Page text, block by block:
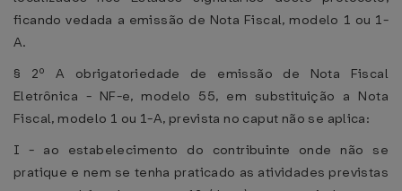
ficando vedada a emissão de Nota Fiscal, modelo 1 ou 1-
A.
§ 2º A obrigatoriedade de emissão de Nota Fiscal
Eletrônica - NF-e, modelo 55, em substituição a Nota
Fiscal, modelo 1 ou 1-A, prevista no caput não se aplica:
I - ao estabelecimento do contribuinte onde não se
pratique e nem se tenha praticado as atividades previstas